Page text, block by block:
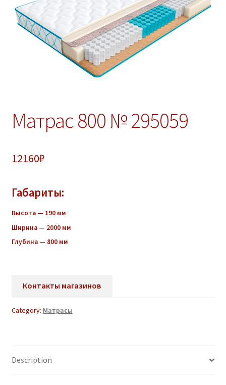
е
Матрас 800 № 295059
12160₽
Габариты:
Высота — 190 мм
Ширина — 2000 мм
Глубина — 800 мм
Контакты магазинов
Category: Матрасы
Description